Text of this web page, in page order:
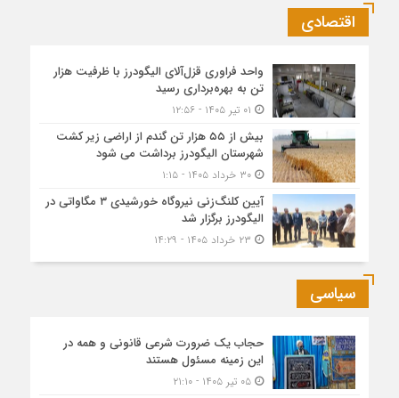
اقتصادی
واحد فراوری قزل‌آلای الیگودرز با ظرفیت هزار
تن به بهره‌برداری رسید
بیش از ۵۵ هزار تن گندم از اراضی زیر کشت
شهرستان الیگودرز برداشت می شود
۳۰ خرداد ۱۴۰۵ - ۱:۱۵
آیین کلنگ‌زنی نیروگاه خورشیدی ۳ مگاواتی در
الیگودرز برگزار شد
سیاسی
حجاب یک ضرورت شرعی قانونی و همه در
این زمینه مسئول هستند
۰۵ تیر ۱۴۰۵ - ۲۱:۱۰